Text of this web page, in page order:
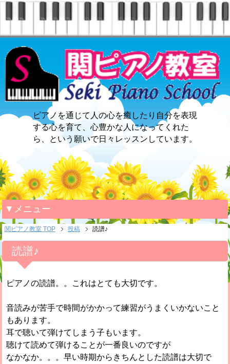
ピアノを通じて人の心を癒したり自分を表現
する心を育て、心豊かな人になってくれた
ら、という願いで日々レッスンしています。
▼メニュー
関ピアノ教室 TOP 投稿 読譜♪
読譜♪
ピアノの読譜。。これはとても大切です。
音読みが苦手で時間がかかって練習がうまくいかないこと
もあります。
耳で聴いて弾けてしまう子もいます。
聴けて読めて弾けることが一番良いのですが
なかなか。。。早い時期からきちんとした読譜は大切で